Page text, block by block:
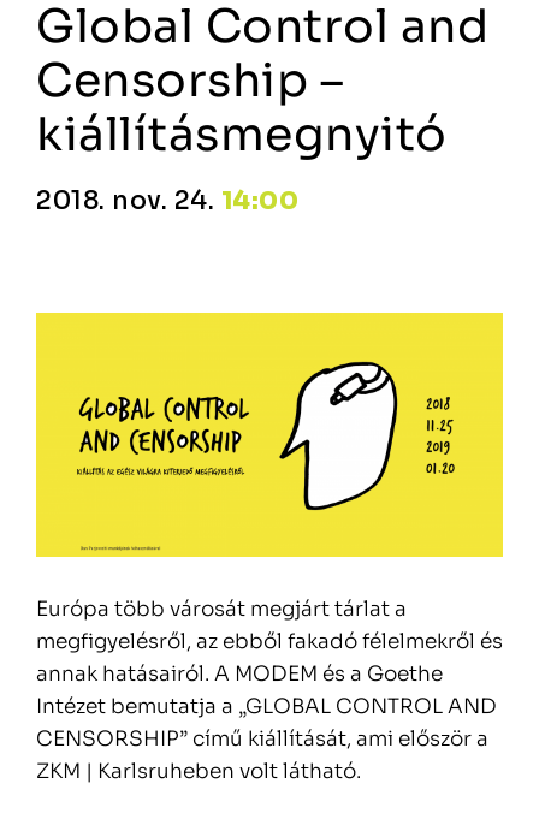
Global Control and
Censorship –
kiállításmegnyitó
2018. nov. 24. 14:00
Európa több városát megjárt tárlat a
megfigyelésről, az ebből fakadó félelmekről és
annak hatásairól. A MODEM és a Goethe
Intézet bemutatja a „GLOBAL CONTROL AND
CENSORSHIP” című kiállítását, ami először a
ZKM | Karlsruheben volt látható.